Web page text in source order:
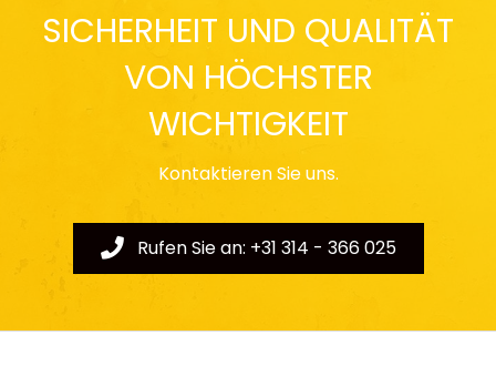
SICHERHEIT UND QUALITÄT
VON HÖCHSTER
WICHTIGKEIT
Kontaktieren Sie uns.
Rufen Sie an: +31 314 - 366 025